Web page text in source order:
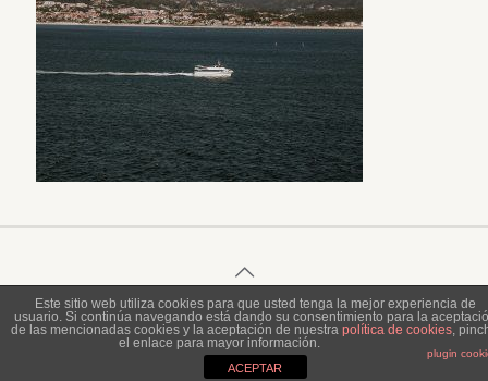
© 2023 Piel de Gallina Fotografía
Este sitio web utiliza cookies para que usted tenga la mejor experiencia de
usuario. Si continúa navegando está dando su consentimiento para la
de las mencionadas cookies y la aceptación de nuestra política de cookies,
el enlace para mayor información.
plugin
ACEPTAR